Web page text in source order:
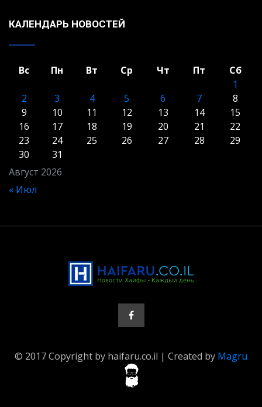
КАЛЕНДАРЬ НОВОСТЕЙ
Август 2026
Вс Пн Вт Ср Чт Пт
Сб
1
2
3 4 5 6 7
8
9
10 11 12 13 14
15
16
17 18 19 20 21
22
23
24 25 26 27 28
29
30
31
« Июл
© 2017 Copyright by haifaru.co.il | Created by Magru